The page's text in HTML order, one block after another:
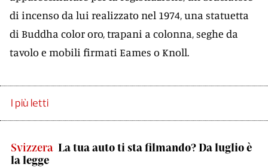
di incenso da lui realizzato nel 1974, una statuetta
di Buddha color oro, trapani a colonna, seghe da
tavolo e mobili firmati Eames o Knoll.
I più letti
Svizzera La tua auto ti sta filmando? Da luglio è
la legge